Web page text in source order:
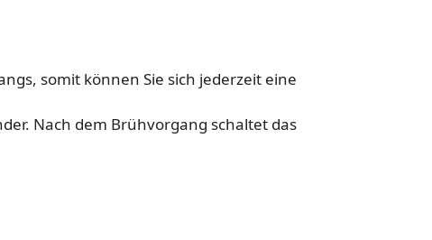
somit können Sie sich jederzeit eine
Nach dem Brühvorgang schaltet das